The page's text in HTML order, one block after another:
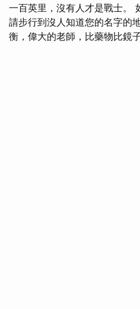
一百英里，沒有人才是戰士。
請步行到沒人知道您的名字的
衡，偉大的老師，比藥物比鏡子